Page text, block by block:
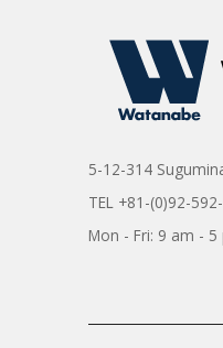
5-12-314
TEL +81-(0)92-
Mon - Fri: 9 am - 5